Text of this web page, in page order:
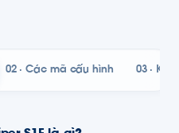
02 · Các mã cấu hình 03 · Kỹ